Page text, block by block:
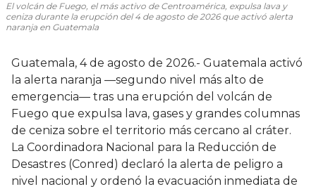
El volcán de Fuego, el más activo de Centroamérica, expulsa lava y
ceniza durante la erupción del 4 de agosto de 2026 que activó alerta
naranja en Guatemala
Guatemala, 4 de agosto de 2026.- Guatemala activó
la alerta naranja —segundo nivel más alto de
emergencia— tras una erupción del volcán de
Fuego que expulsa lava, gases y grandes columnas
de ceniza sobre el territorio más cercano al cráter.
La Coordinadora Nacional para la Reducción de
Desastres (Conred) declaró la alerta de peligro a
nivel nacional y ordenó la evacuación inmediata de